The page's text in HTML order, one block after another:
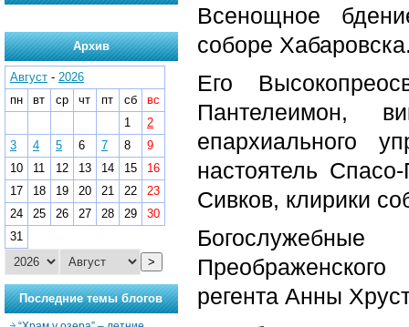
Всенощное
соборе
Его
Пантелеимон,
епархиального
настоятель
Сивков, клирики
регента Анны
Архив
Август - 2026
пн
вт ср чт пт сб
вс
1
2
3
4 5 6 7 8
9
10
11 12 13 14 15
16
17
18 19 20 21 22
23
24
25 26 27 28 29
30
31
>
Последние темы блогов